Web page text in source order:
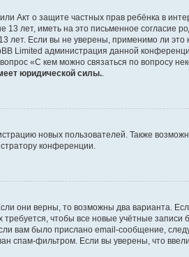
Акт о защите частных прав ребёнка в
лет, иметь на это письменное согласие
Если вы не уверены, применимо ли это
Limited администрация данной
«С кем можно связаться по вопросу
юридической силы.
новых пользователей. Также
конференции.
они верны, то возможны два варианта.
чтобы все новые учётные
вам было прислано email-сообщение,
спам-фильтром. Если вы уверены, что